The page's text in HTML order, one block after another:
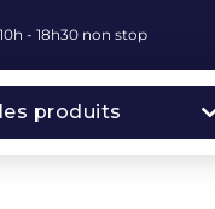
- 18h30 non stop
produits